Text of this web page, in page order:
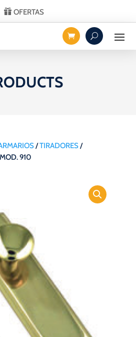
OFERTAS
/TIRADORES/
910